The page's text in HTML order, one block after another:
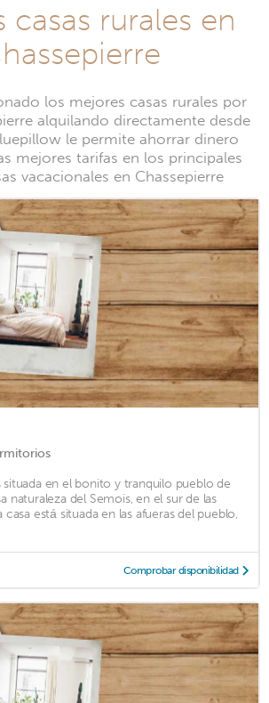
casas rurales en
los mejores casas rurales por
alquilando directamente desde
le permite ahorrar dinero
mejores tarifas en los principales
vacacionales en Chassepierre
situada en el bonito y tranquilo pueblo de
naturaleza del Semois, en el sur de las
casa está situada en las afueras del pueblo,
Comprobar disponibilidad